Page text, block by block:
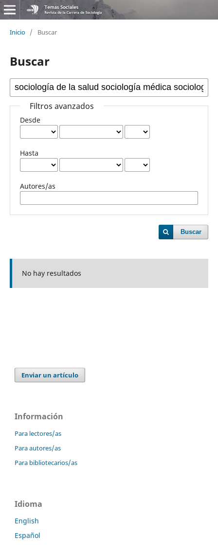
Inicio / Buscar
Buscar
Filtros avanzados
Desde
Hasta
Autores/as
Buscar
No hay resultados
Enviar un artículo
Información
Para lectores/as
Para autores/as
Para bibliotecarios/as
Idioma
English
Español